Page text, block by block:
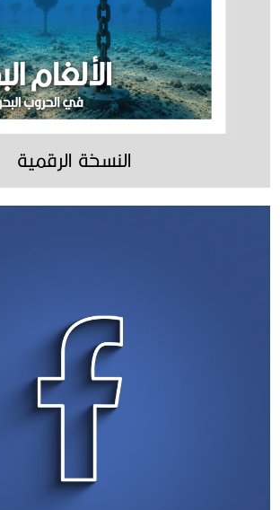
النسخة الرقمية